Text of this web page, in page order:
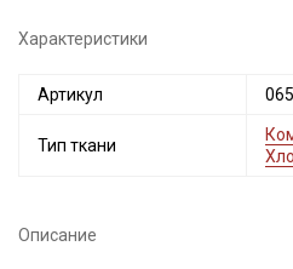
Характеристики
Артикул
Тип ткани
Описание
Секретная рассылка от
промокоды и скидки